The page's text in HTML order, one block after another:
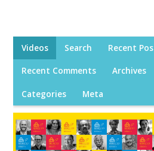
Videos Search Recent
Recent Comments Archives
Categories Meta